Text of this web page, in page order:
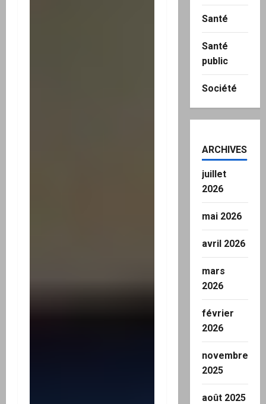
Santé
Santé
public
Société
ARCHIVES
juillet
2026
mai 2026
avril 2026
mars
2026
février
2026
novembre
2025
août 2025